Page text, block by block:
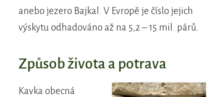
anebo jezero Bajkal. V Evropě je číslo jejich
výskytu odhadováno až na 5,2 – 15 mil. párů.
Způsob života a potrava
Kavka obecná